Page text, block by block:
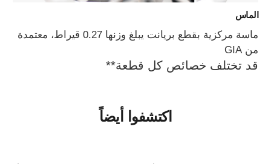
الماس
ماسة مركزية بقطع بريانت يبلغ وزنها 0.27 قيراط، معتمدة
من GIA
قد تختلف خصائص كل قطعة**
اكتشفوا أيضاً